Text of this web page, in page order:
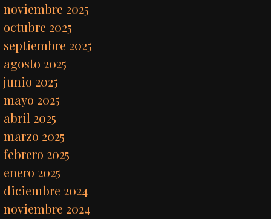
noviembre 2025
octubre 2025
septiembre 2025
agosto 2025
junio 2025
mayo 2025
abril 2025
marzo 2025
febrero 2025
enero 2025
diciembre 2024
noviembre 2024